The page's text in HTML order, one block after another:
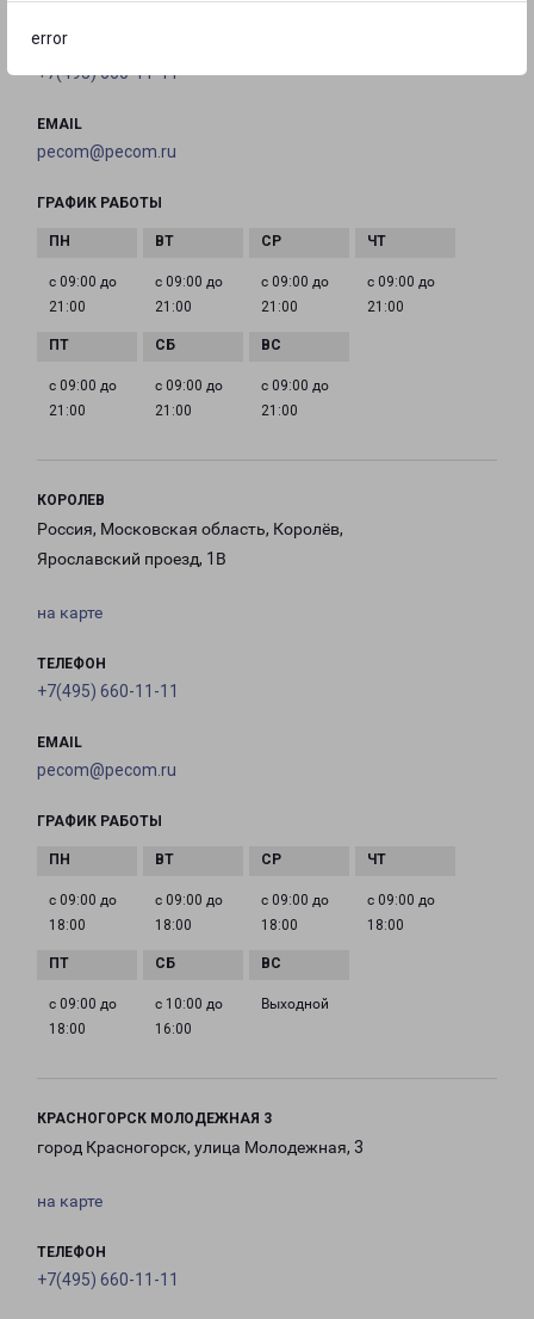
error
ТЕЛЕФОН
+7(495) 660-11-11
EMAIL
pecom@pecom.ru
ГРАФИК РАБОТЫ
с 09:00 до
21:00
с 09:00 до
21:00
с 09:00 до
21:00
с 09:00 до
21:00
с 09:00 до
21:00
с 09:00 до
21:00
с 09:00 до
21:00
КОРОЛЕВ
Россия, Московская область, Королёв,
Ярославский проезд, 1В
на карте
ТЕЛЕФОН
+7(495) 660-11-11
EMAIL
pecom@pecom.ru
ГРАФИК РАБОТЫ
с 09:00 до
18:00
с 09:00 до
18:00
с 09:00 до
18:00
с 09:00 до
18:00
с 09:00 до
18:00
с 10:00 до
16:00
Выходной
КРАСНОГОРСК МОЛОДЕЖНАЯ 3
город Красногорск, улица Молодежная, 3
на карте
ТЕЛЕФОН
+7(495) 660-11-11